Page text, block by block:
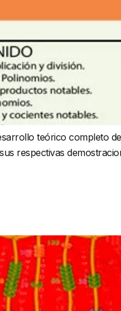
teórico completo
respectivas